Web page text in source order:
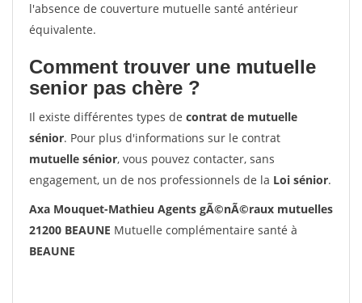
l'absence de couverture mutuelle santé antérieur
équivalente.
Comment trouver une mutuelle
senior pas chère ?
Il existe différentes types de contrat de mutuelle
sénior. Pour plus d'informations sur le contrat
mutuelle sénior, vous pouvez contacter, sans
engagement, un de nos professionnels de la Loi sénior.
Axa Mouquet-Mathieu Agents gÃ©nÃ©raux mutuelles
21200 BEAUNE Mutuelle complémentaire santé à
BEAUNE